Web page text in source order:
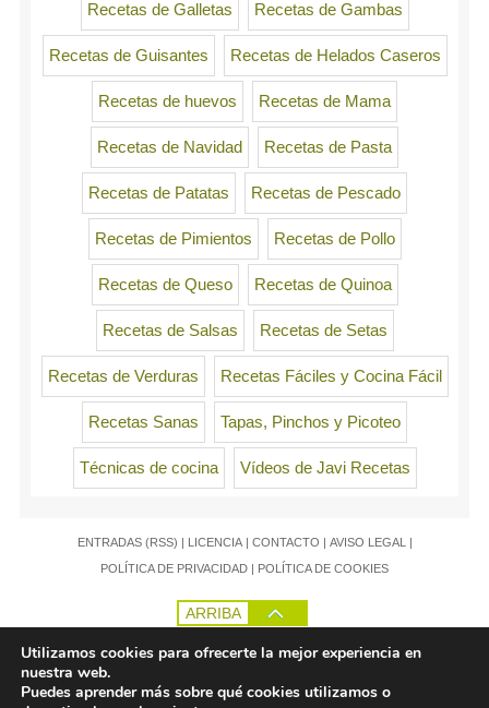
Recetas de Galletas Recetas de Gambas
Recetas de Guisantes Recetas de Helados Caseros
Recetas de huevos Recetas de Mama
Recetas de Navidad Recetas de Pasta
Recetas de Patatas Recetas de Pescado
Recetas de Pimientos Recetas de Pollo
Recetas de Queso Recetas de Quinoa
Recetas de Salsas Recetas de Setas
Recetas de Verduras Recetas Fáciles y Cocina Fácil
Recetas Sanas Tapas, Pinchos y Picoteo
Técnicas de cocina Vídeos de Javi Recetas
ENTRADAS (RSS) LICENCIA| CONTACTO AVISO LEGAL|
POLÍTICA DE PRIVACIDAD
POLÍTICA DE COOKIES
ARRIBA
Utilizamos cookies para ofrecerte la mejor experiencia en
nuestra web.
Puedes aprender más sobre qué cookies utilizamos o